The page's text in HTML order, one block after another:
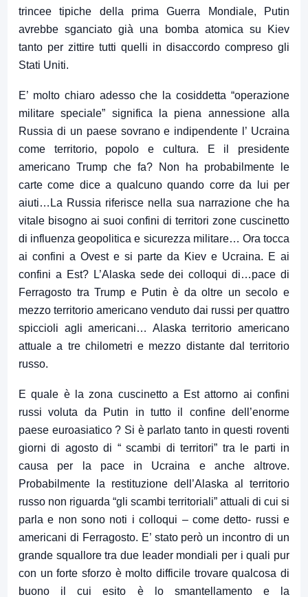
trincee tipiche della prima Guerra Mondiale, Putin
avrebbe sganciato già una bomba atomica su Kiev
tanto per zittire tutti quelli in disaccordo compreso gli
Stati Uniti.
E’ molto chiaro adesso che la cosiddetta “operazione
militare speciale” significa la piena annessione alla
Russia di un paese sovrano e indipendente l’ Ucraina
come territorio, popolo e cultura. E il presidente
americano Trump che fa? Non ha probabilmente le
carte come dice a qualcuno quando corre da lui per
aiuti…La Russia riferisce nella sua narrazione che ha
vitale bisogno ai suoi confini di territori zone cuscinetto
di influenza geopolitica e sicurezza militare… Ora tocca
ai confini a Ovest e si parte da Kiev e Ucraina. E ai
confini a Est? L’Alaska sede dei colloqui di…pace di
Ferragosto tra Trump e Putin è da oltre un secolo e
mezzo territorio americano venduto dai russi per quattro
spiccioli agli americani… Alaska territorio americano
attuale a tre chilometri e mezzo distante dal territorio
russo.
E quale è la zona cuscinetto a Est attorno ai confini
russi voluta da Putin in tutto il confine dell’enorme
paese euroasiatico ? Si è parlato tanto in questi roventi
giorni di agosto di “ scambi di territori” tra le parti in
causa per la pace in Ucraina e anche altrove.
Probabilmente la restituzione dell’Alaska al territorio
russo non riguarda “gli scambi territoriali” attuali di cui si
parla e non sono noti i colloqui – come detto- russi e
americani di Ferragosto. E’ stato però un incontro di un
grande squallore tra due leader mondiali per i quali pur
con un forte sforzo è molto difficile trovare qualcosa di
buono il cui esito è lo smantellamento e la